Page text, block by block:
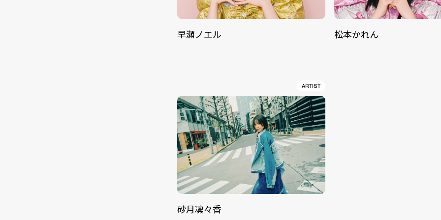
早瀬ノエル 松本かれん
ARTIST
砂月凜々香